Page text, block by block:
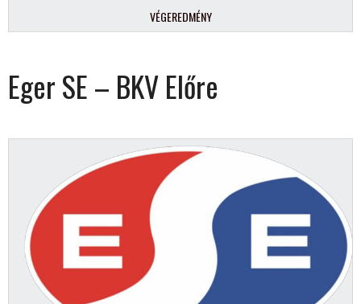
VÉGEREDMÉNY
Eger SE – BKV Előre